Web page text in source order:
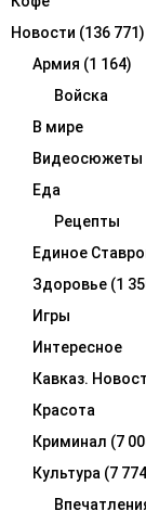
Новости (136 771)
Армия (1 164)
Войска
В мире
Видеосюжеты
Еда
Рецепты
Единое
Здоровье (1
Игры
Интересное
Кавказ.
Красота
Криминал (7
Культура (7